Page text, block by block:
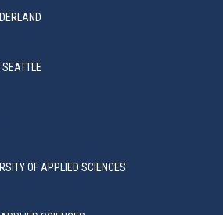
OF APPLIED SCIENCES